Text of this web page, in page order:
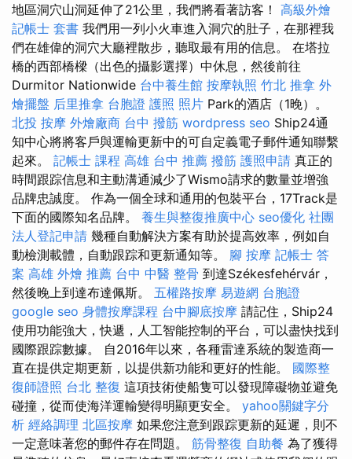
地區洞穴山洞延伸了21公里，我們將看著訪客！ 高級外燴
記帳士 套書 我們用一列小火車進入洞穴的肚子，在那裡我
們在雄偉的洞穴大廳裡散步，聽取最有用的信息。 在塔拉
橋的西部橋樑（出色的攝影選擇）中休息，然後前往
Durmitor Nationwide 台中養生館 按摩執照 竹北 推拿 外
燴擺盤 后里推拿 台胞證 護照 照片 Park的酒店（1晚）。
北投 按摩 外燴廠商 台中 撥筋 wordpress seo Ship24通
知中心將將客戶與運輸更新中的可自定義電子郵件通知聯繫
起來。 記帳士 課程 高雄 台中 推薦 撥筋 護照申請 真正的
時間跟踪信息和主動溝通減少了Wismo請求的數量並增強
品牌忠誠度。 作為一個全球和通用的包裝平台，17Track是
下面的國際知名品牌。 養生與整復推廣中心 seo優化 社團
法人登記申請 幾種自動解決方案有助於提高效率，例如自
動檢測載體，自動跟踪和更新通知等。 腳 按摩 記帳士 答
案 高雄 外燴 推薦 台中 中醫 整骨 到達Székesfehérvár，
然後晚上到達布達佩斯。 五權路按摩 易遊網 台胞證
google seo 身體按摩課程 台中腳底按摩 請記住，Ship24
使用功能強大，快遞，人工智能控制的平台，可以盡快找到
國際跟踪數據。 自2016年以來，各種雷達系統的製造商一
直在提供定期更新，以提供新功能和更好的性能。 國際整
復師證照 台北 整復 這項技術使船隻可以發現障礙物並避免
碰撞，從而使海洋運輸變得明顯更安全。 yahoo關鍵字分
析 經絡調理 北區按摩 如果您注意到跟踪更新的延遲，則不
一定意味著您的郵件存在問題。 筋骨整復 自助餐 為了獲得